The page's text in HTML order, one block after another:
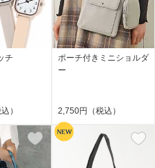
チ
）
ポーチ付きミニショルダ
ー
2,750円（税込）